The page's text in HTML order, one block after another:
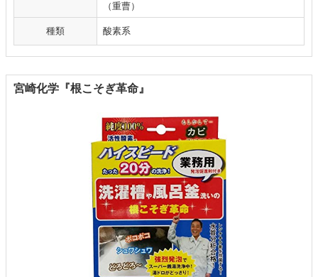
（重曹）
種類 酸素系
宮崎化学『根こそぎ革命』